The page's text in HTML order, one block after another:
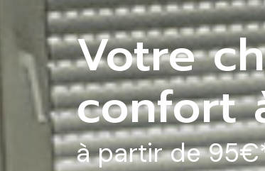
Votre
confort
à partir de